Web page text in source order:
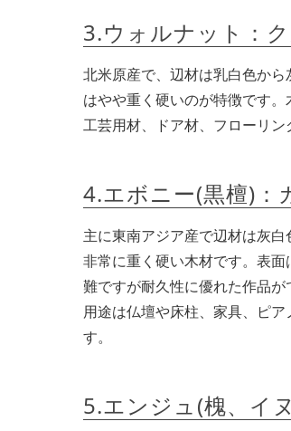
3.ウォルナット：
北米原産で、辺材は乳白色か
はやや重く硬いのが特徴です
工芸用材、ドア材、フローリン
4.エボニー(黒檀)：
主に東南アジア産で辺材は灰
非常に重く硬い木材です。表
難ですが耐久性に優れた作品
用途は仏壇や床柱、家具、ピ
す。
5.エンジュ(槐、イ